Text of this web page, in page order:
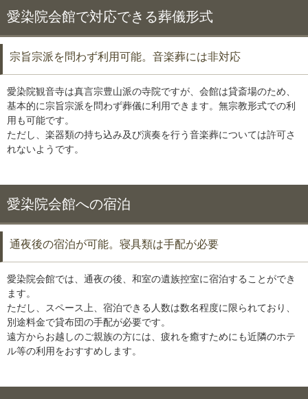
愛染院会館で対応できる葬儀形式
宗旨宗派を問わず利用可能。音楽葬には非対応
愛染院観音寺は真言宗豊山派の寺院ですが、会館は貸斎場のため、
基本的に宗旨宗派を問わず葬儀に利用できます。無宗教形式での利
用も可能です。
ただし、楽器類の持ち込み及び演奏を行う音楽葬については許可さ
れないようです。
愛染院会館への宿泊
通夜後の宿泊が可能。寝具類は手配が必要
愛染院会館では、通夜の後、和室の遺族控室に宿泊することができ
ます。
ただし、スペース上、宿泊できる人数は数名程度に限られており、
別途料金で貸布団の手配が必要です。
遠方からお越しのご親族の方には、疲れを癒すためにも近隣のホテ
ル等の利用をおすすめします。